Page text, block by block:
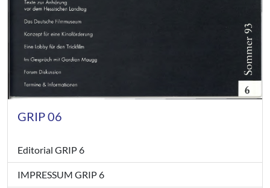
GRIP 06
Editorial GRIP 6
IMPRESSUM GRIP 6